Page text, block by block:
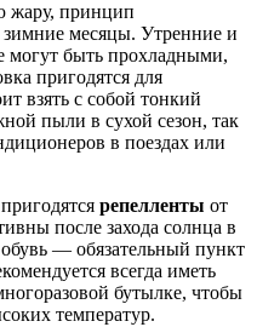
жару, принцип
зимние месяцы. Утренние и
могут быть прохладными,
пригодятся для
взять с собой тонкий
пыли в сухой сезон, так
в поездах или
репелленты от
после захода солнца в
— обязательный пункт
всегда иметь
бутылке, чтобы
температур.